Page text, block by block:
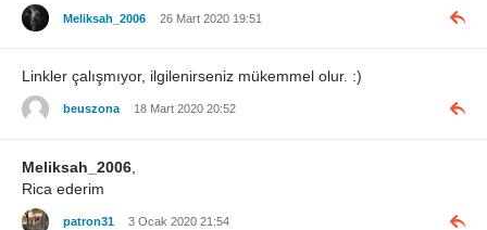
Meliksah_2006 26 Mart 2020 19:51
Linkler çalışmıyor, ilgilenirseniz mükemmel olur. :)
beuszona 18 Mart 2020 20:52
Meliksah_2006
Rica ederim
patron31 3 Ocak 2020 21:54